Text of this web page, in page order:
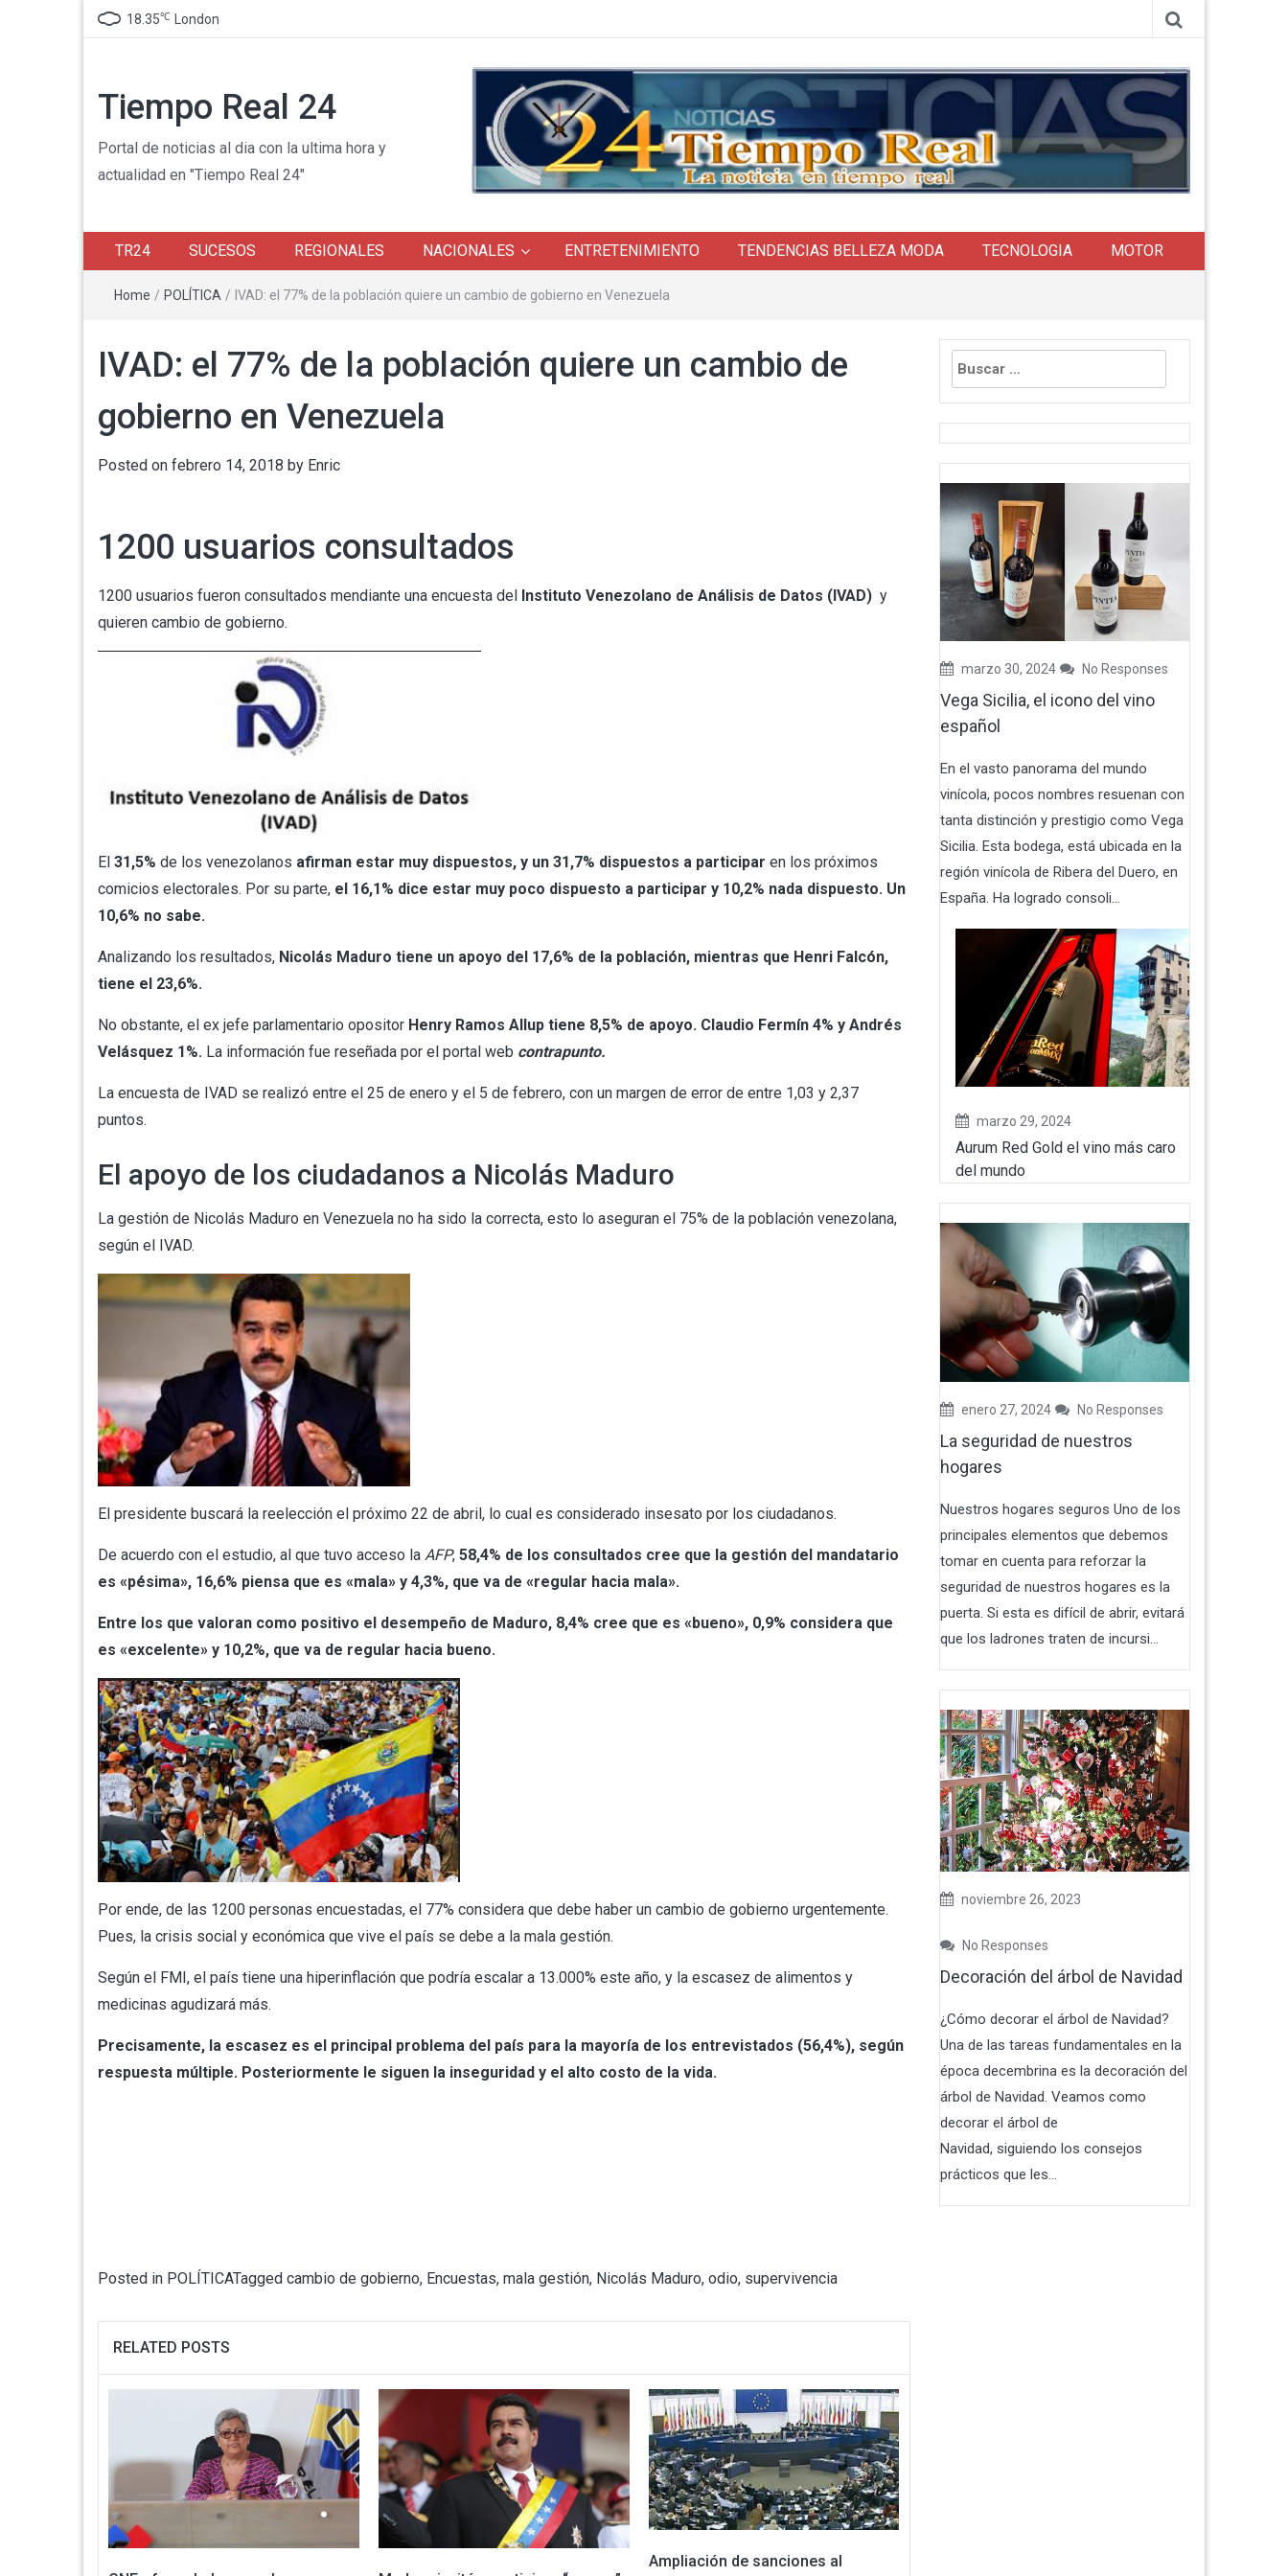
18.35℃ London
Tiempo Real 24
Portal de noticias al dia con la ultima hora y
actualidad en "Tiempo Real 24"
TR24 SUCESOS REGIONALES NACIONALES ENTRETENIMIENTO TENDENCIAS BELLEZA MODA TECNOLOGIA MOTOR
Home / POLÍTICA / IVAD: el 77% de la población quiere un cambio de gobierno en Venezuela
IVAD: el 77% de la población quiere un cambio de
gobierno en Venezuela
Posted on febrero 14, 2018 by Enric
1200 usuarios consultados
1200 usuarios fueron consultados mendiante una encuesta del Instituto Venezolano de Análisis de Datos (IVAD) y
quieren cambio de gobierno.
El 31,5% de los venezolanos afirman estar muy dispuestos, y un 31,7% dispuestos a participar en los próximos
comicios electorales. Por su parte, el 16,1% dice estar muy poco dispuesto a participar y 10,2% nada dispuesto. Un
10,6% no sabe.
Analizando los resultados, Nicolás Maduro tiene un apoyo del 17,6% de la población, mientras que Henri Falcón,
tiene el 23,6%.
No obstante, el ex jefe parlamentario opositor Henry Ramos Allup tiene 8,5% de apoyo. Claudio Fermín 4% y Andrés
Velásquez 1%. La información fue reseñada por el portal web contrapunto.
La encuesta de IVAD se realizó entre el 25 de enero y el 5 de febrero, con un margen de error de entre 1,03 y 2,37
puntos.
El apoyo de los ciudadanos a Nicolás Maduro
La gestión de Nicolás Maduro en Venezuela no ha sido la correcta, esto lo aseguran el 75% de la población venezolana,
según el IVAD.
El presidente buscará la reelección el próximo 22 de abril, lo cual es considerado insesato por los ciudadanos.
De acuerdo con el estudio, al que tuvo acceso la AFP, 58,4% de los consultados cree que la gestión del mandatario
es «pésima», 16,6% piensa que es «mala» y 4,3%, que va de «regular hacia mala».
Entre los que valoran como positivo el desempeño de Maduro, 8,4% cree que es «bueno», 0,9% considera que
es «excelente» y 10,2%, que va de regular hacia bueno.
Por ende, de las 1200 personas encuestadas, el 77% considera que debe haber un cambio de gobierno urgentemente.
Pues, la crisis social y económica que vive el país se debe a la mala gestión.
Según el FMI, el país tiene una hiperinflación que podría escalar a 13.000% este año, y la escasez de alimentos y
medicinas agudizará más.
Precisamente, la escasez es el principal problema del país para la mayoría de los entrevistados (56,4%), según
respuesta múltiple. Posteriormente le siguen la inseguridad y el alto costo de la vida.
Posted in POLÍTICATagged cambio de gobierno, Encuestas, mala gestión, Nicolás Maduro, odio, supervivencia
RELATED POSTS
Ampliación de sanciones al
Buscar:
marzo 30, 2024 No Responses
Vega Sicilia, el icono del vino
español
En el vasto panorama del mundo
vinícola, pocos nombres resuenan con
tanta distinción y prestigio como Vega
Sicilia. Esta bodega, está ubicada en la
región vinícola de Ribera del Duero, en
España. Ha logrado consoli...
marzo 29, 2024
Aurum Red Gold el vino más caro
del mundo
enero 27, 2024 No Responses
La seguridad de nuestros
hogares
Nuestros hogares seguros Uno de los
principales elementos que debemos
tomar en cuenta para reforzar la
seguridad de nuestros hogares es la
puerta. Si esta es difícil de abrir, evitará
que los ladrones traten de incursi...
noviembre 26, 2023
No Responses
Decoración del árbol de Navidad
¿Cómo decorar el árbol de Navidad?
Una de las tareas fundamentales en la
época decembrina es la decoración del
árbol de Navidad. Veamos como
decorar el árbol de
Navidad, siguiendo los consejos
prácticos que les...